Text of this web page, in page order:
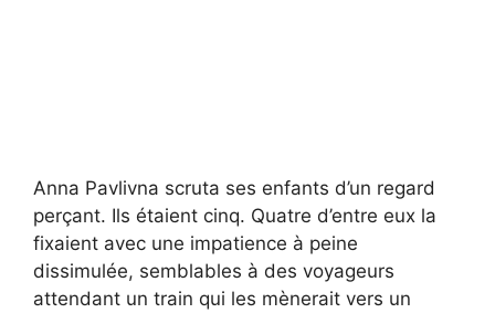
Anna Pavlivna scruta ses enfants d’un regard
perçant. Ils étaient cinq. Quatre d’entre eux la
fixaient avec une impatience à peine
dissimulée, semblables à des voyageurs
attendant un train qui les mènerait vers un